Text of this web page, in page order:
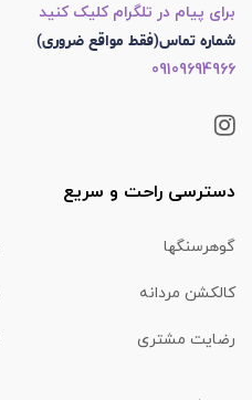
برای پیام در تلگرام کلیک کنید
شماره تماس(فقط مواقع ضروری)
09109694966
دسترسی راحت و سریع
گوهرسنگها
کالکشن مردانه
رضایت مشتری